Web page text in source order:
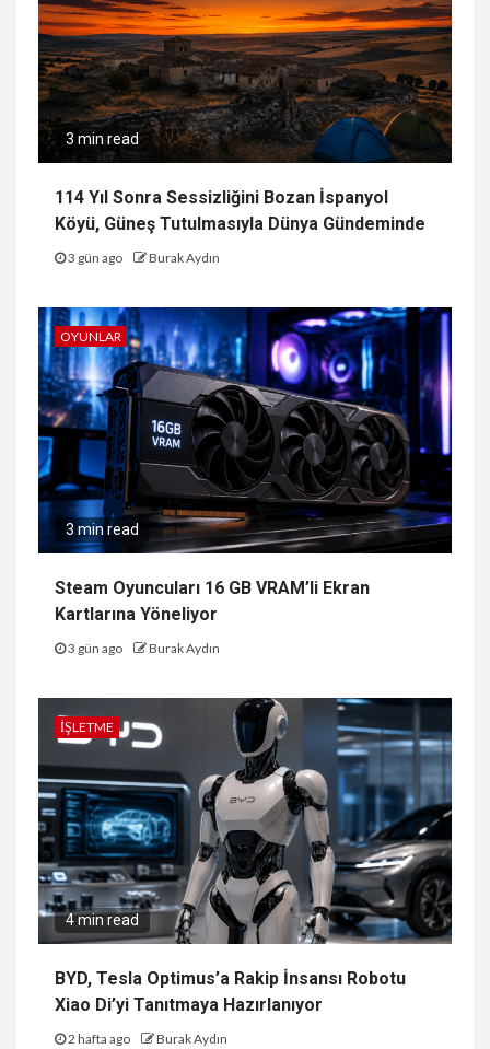
3 min read
114 Yıl Sonra Sessizliğini Bozan İspanyol
Köyü, Güneş Tutulmasıyla Dünya Gündeminde
3 gün ago Burak Aydın
OYUNLAR
3 min read
Steam Oyuncuları 16 GB VRAM’li Ekran
Kartlarına Yöneliyor
3 gün ago Burak Aydın
İŞLETME
4 min read
BYD, Tesla Optimus’a Rakip İnsansı Robotu
Xiao Di’yi Tanıtmaya Hazırlanıyor
2 hafta ago Burak Aydın